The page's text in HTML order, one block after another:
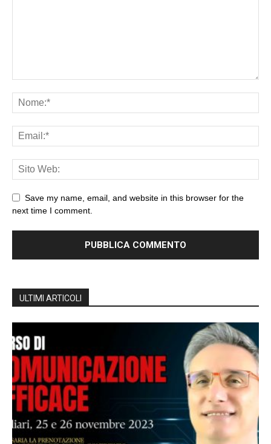
Save my name, email, and website in this browser for the
next time I comment.
ULTIMI ARTICOLI